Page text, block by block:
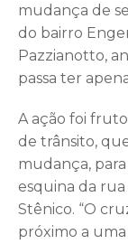
mudança de
do bairro
Pazzianotto,
passa ter
A ação foi
de trânsito,
mudança,
esquina da
Stênico. “O
próximo a